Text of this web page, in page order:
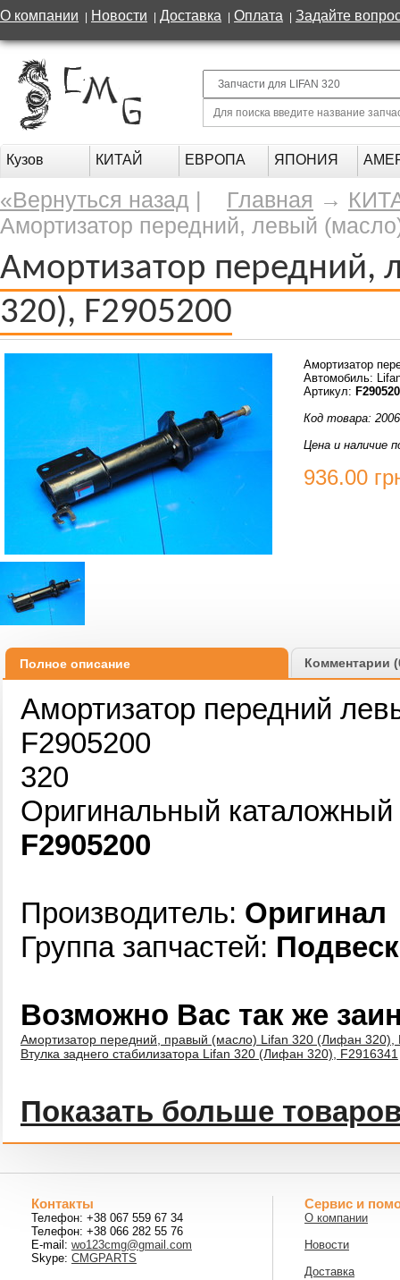
О компании Новости Доставка Оплата Задайте
Кузов КИТАЙ ЕВРОПА ЯПОНИЯ
«Вернуться назад | Главная →
Амортизатор передний, левый
Амортизатор передний,
320), F2905200
Амортизатор
Автомобиль:
Артикул:
Код товара:
Цена и наличие
936.00
Полное описание Комментарии
Амортизатор передний
F2905200
320
Оригинальный
F2905200
Производитель: Оригинал
Группа запчастей:
Возможно Вас так же
Амортизатор передний, правый (масло) Lifan 320 (Лифан 320),
Втулка заднего стабилизатора Lifan 320 (Лифан 320), F2916341
Показать больше
Контакты
Телефон: +38 067 559 67 34
Телефон: +38 066 282 55 76
E-mail: wo123cmg@gmail.com
Skype: CMGPARTS
Сервис и
О компании
Новости
Доставка